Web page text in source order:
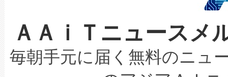
取得できる可能性もあります
設には、3億～4億ドルかか
最高経営責任者（CEO）であ
限を超えて利用可能な電力容
持できるよう貢献します。こ
ービスレベル契約（SLA）違
なレーザースポットにより、
な環境下でも豊かなディテー
キロメートル範囲を検出
LiDAR for Inspections,
ＡＡｉＴニュース
毎朝手元に届く無料のニュ